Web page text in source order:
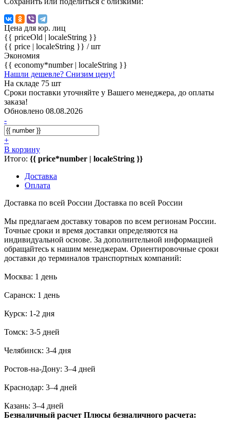
Цена для юр. лиц
{{ priceOld | localeString }}
{{ price | localeString }} / шт
Экономия
{{ economy*number | localeString }}
Нашли дешевле? Снизим цену!
На складе 75 шт
Сроки поставки уточняйте у Вашего менеджера, до оплаты
заказа!
Обновлено 08.08.2026
-
+
В корзину
Итого: {{ price*number | localeString }}
Доставка
Оплата
Доставка по всей России Доставка по всей России
Мы предлагаем доставку товаров по всем регионам России.
Точные сроки и время доставки определяются на
индивидуальной основе. За дополнительной информацией
обращайтесь к нашим менеджерам. Ориентировочные сроки
доставки до терминалов транспортных компаний:
Москва: 1 день
Саранск: 1 день
Курск: 1-2 дня
Томск: 3-5 дней
Челябинск: 3-4 дня
Ростов-на-Дону: 3–4 дней
Краснодар: 3–4 дней
Казань: 3–4 дней
Безналичный расчет Плюсы безналичного расчета: